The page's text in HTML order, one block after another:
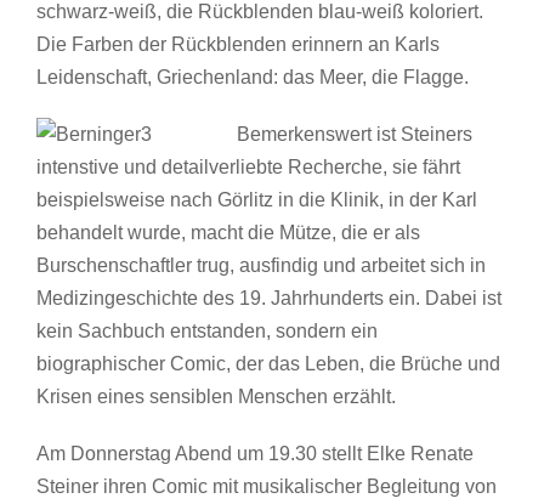
schwarz-weiß, die Rückblenden blau-weiß koloriert.
Die Farben der Rückblenden erinnern an Karls
Leidenschaft, Griechenland: das Meer, die Flagge.
Bemerkenswert ist Steiners
intenstive und detailverliebte Recherche, sie fährt
beispielsweise nach Görlitz in die Klinik, in der Karl
behandelt wurde, macht die Mütze, die er als
Burschenschaftler trug, ausfindig und arbeitet sich in
Medizingeschichte des 19. Jahrhunderts ein. Dabei ist
kein Sachbuch entstanden, sondern ein
biographischer Comic, der das Leben, die Brüche und
Krisen eines sensiblen Menschen erzählt.
Am Donnerstag Abend um 19.30 stellt Elke Renate
Steiner ihren Comic mit musikalischer Begleitung von